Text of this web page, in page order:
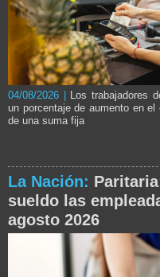
04/08/2026 |
Los trabajadores
un porcentaje de aumento en
de una suma fija
La Nación:
sueldo las
agosto 2026